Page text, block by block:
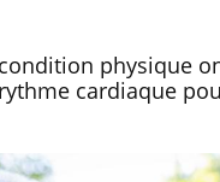
physique
cardiaque